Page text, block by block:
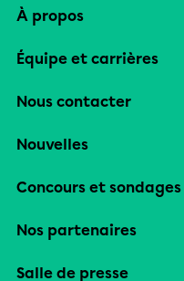
À propos
Équipe et carrières
Nous contacter
Nouvelles
Concours et sondages
Nos partenaires
Salle de presse